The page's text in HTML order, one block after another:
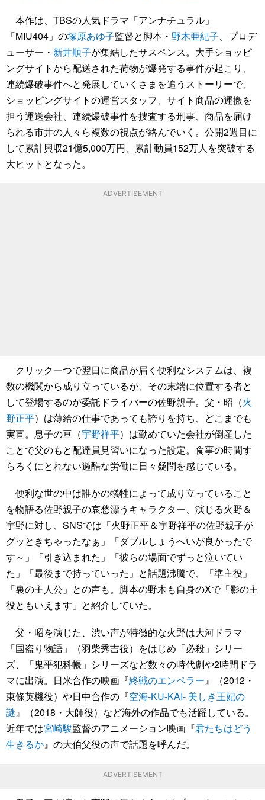
本作は、TBSの人気ドラマ「アンナチュラル」
「MIU404」の塚原あゆ子監督と脚本・ 野木亜紀子、プロデ
ューサー・ 新井順子が集結したサスペンス。大手ショッピ
ングサイトから配送された荷物が爆発する事件が起こり、
連続爆破事件へと発展していくさまを追うストーリーで、
ショッピングサイトの運営スタッフ、サイト商品の運搬を
担う運送会社、連続爆破事件を捜査する刑事、商品を届け
られる市井の人々ら複数の視点が絡んでいく。公開2週目に
して累計興収21億5,000万円、累計動員152万人を突破する
大ヒットとなった。
ADVERTISEMENT
クリック一つで翌日に商品が届く便利なシステムは、複
数の機関から成り立っているが、その末端に位置する者と
して登場するのが委託ドライバーの佐野親子。父・昭（火
野正平）は薄給の仕事であっても誇りを持ち、どこまでも
実直。息子の亘（宇野祥平）は勤めていた会社が倒産した
ことで父のもと配達員見習いになった設定。食事の時間す
らろくにとれない過酷な労働に日々疑問を感じている。
便利な世の中は誰かの犠牲によって成り立っていること
を物語る佐野親子の哀愁漂うキャラクター、演じる火野＆
宇野に対し、SNSでは「火野正平＆宇野祥平の佐野親子が
グッときちゃったなぁ」「ダブルしょうへいが良かったで
す～」「引き込まれた」「彼らの場面でずっと泣いてい
た」「最後まで持っていった」と話題沸騰で、「準主役」
「裏の主人公」との声も。脚本の野木も自身のXで「影の主
役ともいえます」と紹介していた。
父・昭を演じた、渋い声が特徴的な火野は大河ドラマ
「国盗り物語」（羽柴秀吉役）をはじめ「必殺」シリー
ズ、「鬼平犯科帳」シリーズなど数々の時代劇や2時間ドラ
マに出演。日米合作の映画『終戦のエンペラー』（2012・
東條英機役）や日中合作の『空海-KU-KAI- 美しき王妃の
謎』（2018・大師役）など海外の作品でも活躍している。
近年では宮崎駿監督のアニメーション映画『君たちはどう
生きるか』の大伯父役の声で話題を呼んだ。
ADVERTISEMENT